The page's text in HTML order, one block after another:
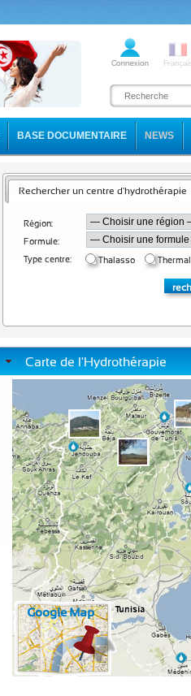
BASE DOCUMENTAIRE NEWS
Rechercher un centre d'hydrothérapie
Région:
Formule:
Type centre:
Thalasso Thermal
Carte de l'Hydrothérapie